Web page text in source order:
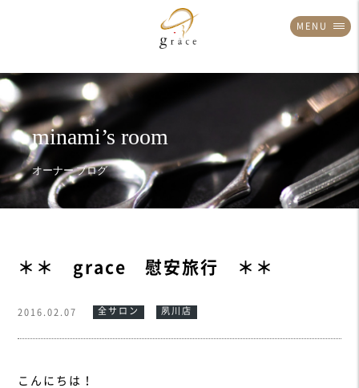
MENU
＊＊ grace 慰安旅行 ＊＊
2016.02.07 全サロン 夙川店
こんにちは！